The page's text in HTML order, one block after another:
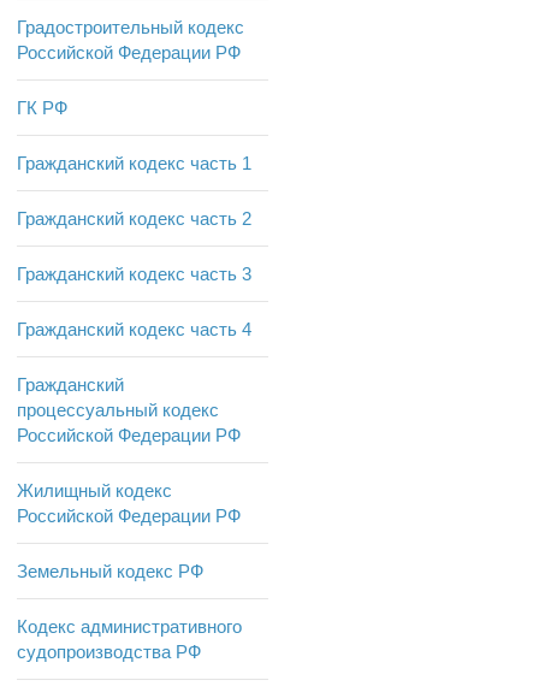
Градостроительный кодекс
Российской Федерации РФ
ГК РФ
Гражданский кодекс часть 1
Гражданский кодекс часть 2
Гражданский кодекс часть 3
Гражданский кодекс часть 4
Гражданский
процессуальный кодекс
Российской Федерации РФ
Жилищный кодекс
Российской Федерации РФ
Земельный кодекс РФ
Кодекс административного
судопроизводства РФ